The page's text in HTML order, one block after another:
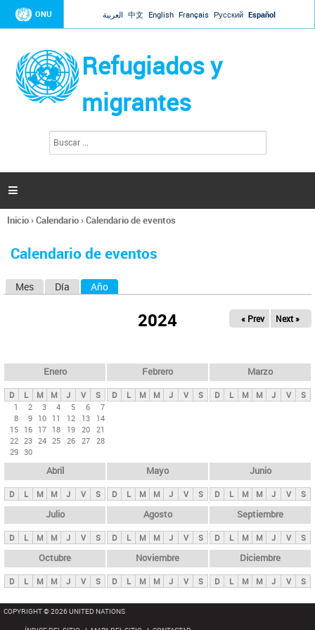
Jump to navigation
ONU العربية 中文 English Français Русский Español
Refugiados y
migrantes
l
d
s

Se
usted
Inicio›Calendario›Calendario de eventos
Calendario de eventos
s
p
n
i
p
a
l
s
Mes Día Año
2024 « Prev Next »
Enero
D L M M J V
S
1
2 3 4 5 6
7
8
9 10 11 12 13
14
15 16 17 18 19 20 21
22 23 24 25 26 27 28
29 30
Febrero
D L M M J V S
Marzo
D L M M J V S
Abril
D L M M J V S
Mayo
D L M M J V S
Junio
D L M M J V S
Julio
D L M M J V S
Agosto
D L M M J V S
Septiembre
D L M M J V S
Octubre
D L M M J V S
Noviembre
D L M M J V S
Diciembre
D L M M J V S
COPYRIGHT © 2026 UNITED NATIONS